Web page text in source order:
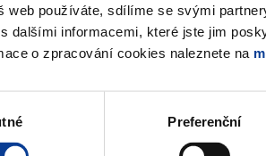
web používáte, sdílíme se svými
dalšími informacemi, které jste jim
o zpracování cookies naleznete na
Preferenční